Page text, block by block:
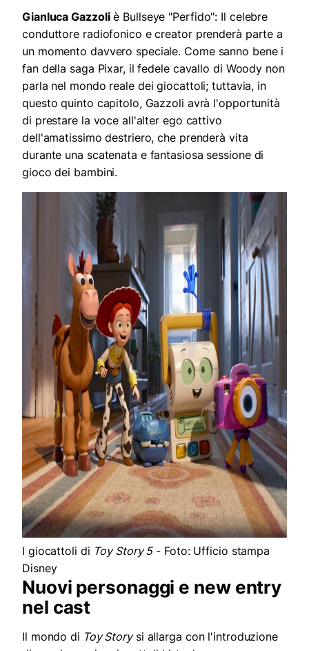
Gianluca Gazzoliè Bullseye "Perfido": Il celebre
conduttore radiofonico e creator prenderà parte a
un momento davvero speciale. Come sanno bene i
fan della saga Pixar, il fedele cavallo di Woody non
parla nel mondo reale dei giocattoli; tuttavia, in
questo quinto capitolo, Gazzoli avrà l'opportunità
di prestare la voce all'alter ego cattivo
dell'amatissimo destriero, che prenderà vita
durante una scatenata e fantasiosa sessione di
gioco dei bambini.
I giocattoli di Toy Story 5- Foto: Ufficio stampa
Disney
Nuovi personaggi e new entry
nel cast
Il mondo di Toy Storysi allarga con l'introduzione